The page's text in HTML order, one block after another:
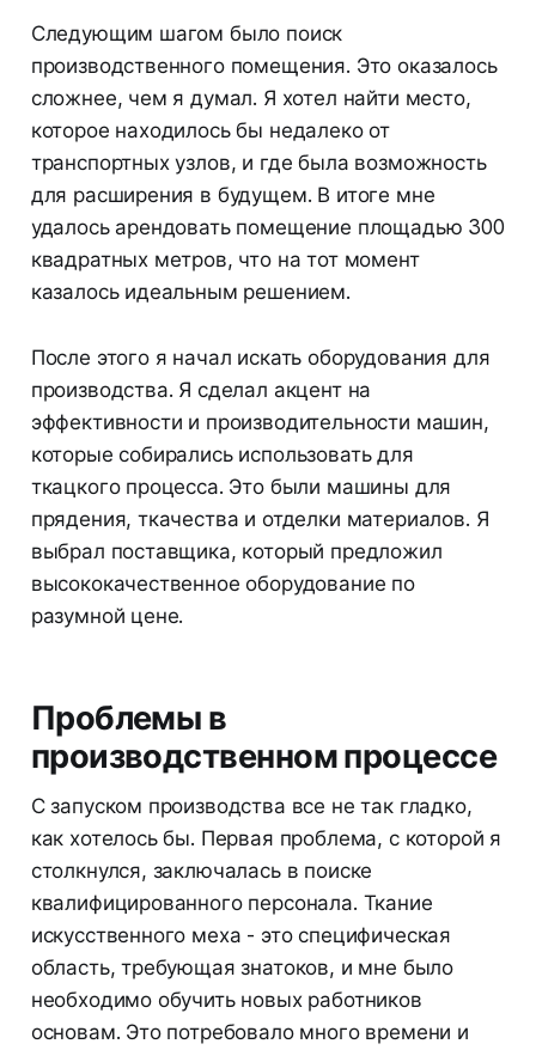
Следующим шагом было поиск
производственного помещения. Это оказалось
сложнее, чем я думал. Я хотел найти место,
которое находилось бы недалеко от
транспортных узлов, и где была возможность
для расширения в будущем. В итоге мне
удалось арендовать помещение площадью 300
квадратных метров, что на тот момент
казалось идеальным решением.
После этого я начал искать оборудования для
производства. Я сделал акцент на
эффективности и производительности машин,
которые собирались использовать для
ткацкого процесса. Это были машины для
прядения, ткачества и отделки материалов. Я
выбрал поставщика, который предложил
высококачественное оборудование по
разумной цене.
Проблемы в
производственном процессе
С запуском производства все не так гладко,
как хотелось бы. Первая проблема, с которой я
столкнулся, заключалась в поиске
квалифицированного персонала. Ткание
искусственного меха - это специфическая
область, требующая знатоков, и мне было
необходимо обучить новых работников
основам. Это потребовало много времени и